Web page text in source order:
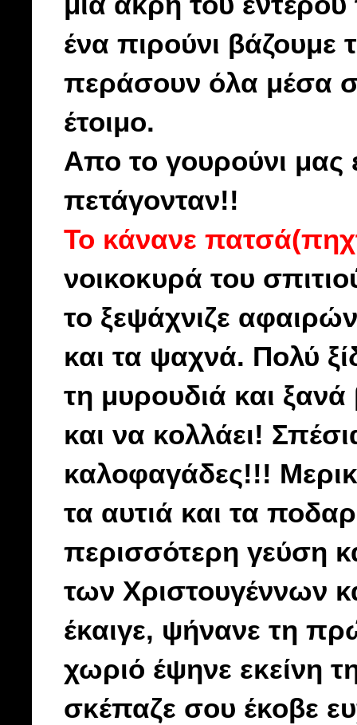
ένα πιρούνι βάζουμε
περάσουν όλα μέσα
έτοιμο.
Απο το γουρούνι μας
πετάγονταν!!
Το κάνανε
νοικοκυρά του
το ξεψάχνιζε
και τα ψαχνά. Πολύ
τη μυρουδιά και
και να κολλάει!
καλοφαγάδες!!!
τα αυτιά και τα
περισσότερη γεύση
των Χριστουγέννων
έκαιγε, ψήνανε τη
χωριό έψηνε εκείνη
σκέπαζε σου έκοβε